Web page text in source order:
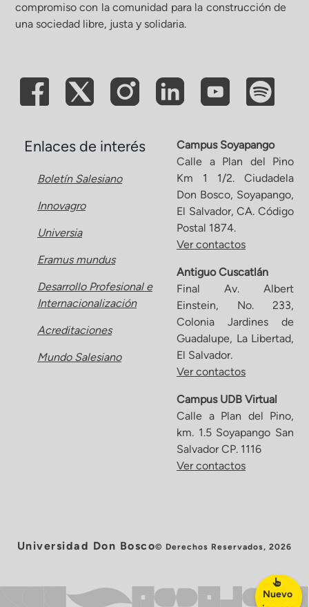
de Administración y Finanzas
Calidad Académica
Políticas institucionales
Acreditaciones
Boletín de noticias
Nuevo
compromiso con la comunidad para la construcción de
una sociedad libre, justa y solidaria.
Enlaces de interés
Boletín Salesiano
Innovagro
Universia
Eramus mundus
Desarrollo Profesional e
Internacionalización
Acreditaciones
Mundo Salesiano
Campus Soyapango
Calle a Plan del Pino
Km 1 1/2. Ciudadela
Don Bosco, Soyapango,
El Salvador, CA. Código
Postal 1874.
Ver contactos
Antiguo Cuscatlán
Final Av. Albert
Einstein, No. 233,
Colonia Jardines de
Guadalupe, La Libertad,
El Salvador.
Ver contactos
Campus UDB Virtual
Calle a Plan del Pino,
km. 1.5 Soyapango San
Salvador CP. 1116
Ver contactos
Universidad Don Bosco© Derechos Reservados, 2026